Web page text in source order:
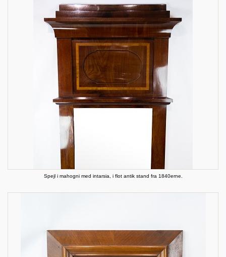
Spejl i mahogni med intarsia, i flot antik stand fra 1840erne.